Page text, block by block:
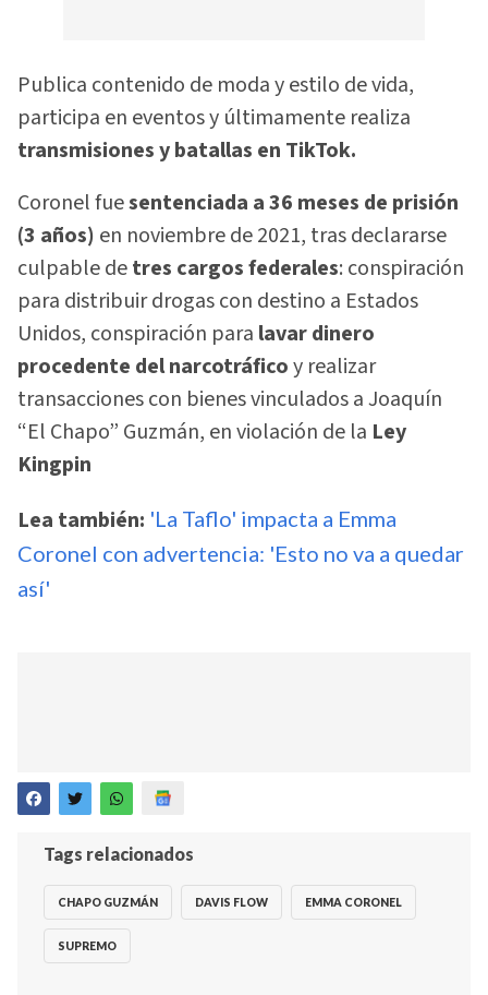
Publica contenido de moda y estilo de vida,
participa en eventos y últimamente realiza
transmisiones y batallas en TikTok.
Coronel fuesentenciada a 36 meses de prisión
(3 años) en noviembre de 2021, tras declararse
culpable detres cargos federales: conspiración
para distribuir drogas con destino a Estados
Unidos, conspiración para lavar dinero
procedente del narcotráficoy realizar
transacciones con bienes vinculados a Joaquín
“El Chapo” Guzmán, en violación de la Ley
Kingpin
Lea también: 'La Taflo' impacta a Emma
Coronel con advertencia: 'Esto no va a quedar
así'
Tags relacionados
CHAPO GUZMÁN DAVIS FLOW EMMA CORONEL
SUPREMO